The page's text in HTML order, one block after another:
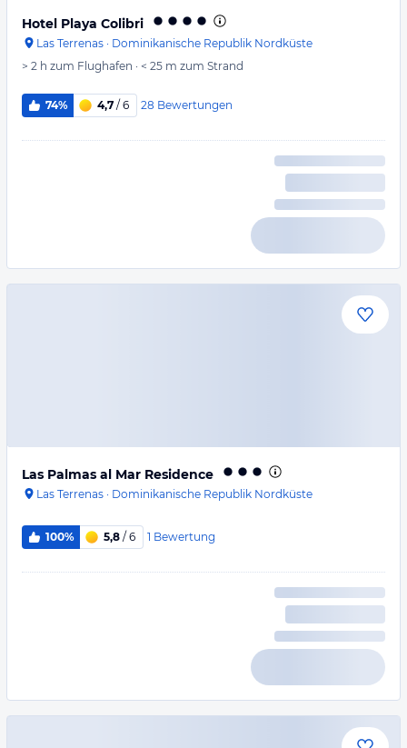
Hotel Playa Colibri
Las Terrenas · Dominikanische Republik Nordküste
> 2 h zum Flughafen · < 25 m zum Strand
74% 4,7 / 6 28 Bewertungen
Las Palmas al Mar Residence
Las Terrenas · Dominikanische Republik Nordküste
100% 5,8 / 6 1 Bewertung